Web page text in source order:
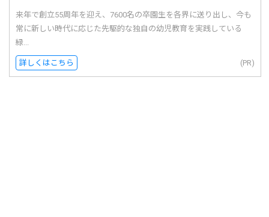
来年で創立55周年を迎え、7600名の卒園生を各界に送り出し、今も
常に新しい時代に応じた先駆的な独自の幼児教育を実践している
緑...
詳しくはこちら (PR)